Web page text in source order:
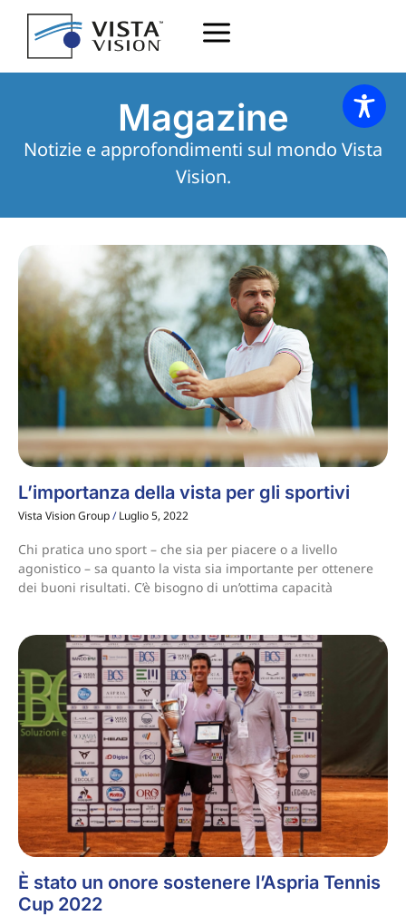
Magazine
Notizie e approfondimenti sul mondo Vista
Vision.
L’importanza della vista per gli sportivi
Vista Vision Group Luglio 5, 2022
Chi pratica uno sport – che sia per piacere o a livello
agonistico – sa quanto la vista sia importante per ottenere
dei buoni risultati. C’è bisogno di un’ottima capacità
È stato un onore sostenere l’Aspria Tennis
Cup 2022